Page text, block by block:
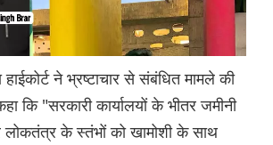
हाईकोर्ट ने भ्रष्टाचार से संबंधित मामले की
कि "सरकारी कार्यालयों के भीतर जमीनी
लोकतंत्र के स्तंभों को खामोशी के साथ